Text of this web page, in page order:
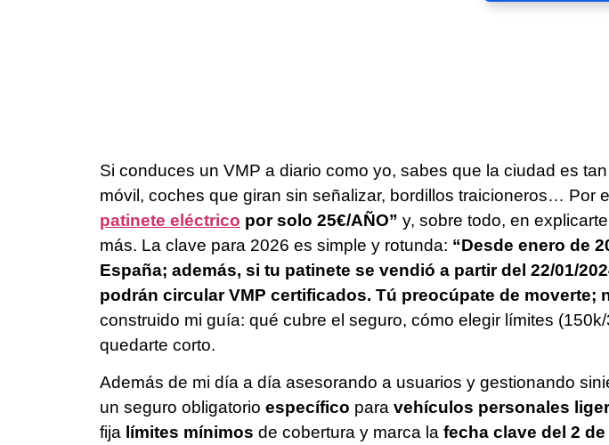
Si conduces un VMP a diario como yo, sabes que la ciudad es
móvil, coches que giran sin señalizar, bordillos traicioneros… Por
patinete eléctrico por solo 25€/AÑO” y, sobre todo, en explicarte
más. La clave para 2026 es simple y rotunda: “Desde enero de
España; además, si tu patinete se vendió a partir del 22/01/
podrán circular VMP certificados. Tú preocúpate de moverte;
construido mi guía: qué cubre el seguro, cómo elegir límites
quedarte corto.
Además de mi día a día asesorando a usuarios y gestionando
un seguro obligatorio específico para vehículos personales
fija límites mínimos de cobertura y marca la fecha clave del 2